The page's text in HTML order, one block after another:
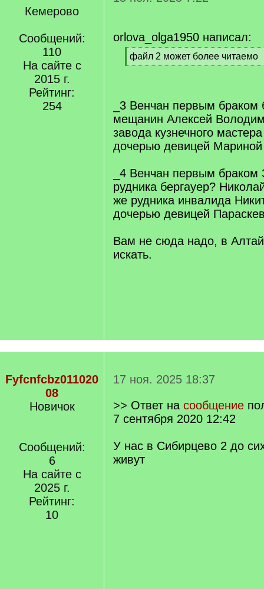
Кемерово
Сообщений:
110
На сайте с
2015 г.
Рейтинг:
254
orlova_olga1950 написал:
[
q
файл 2 может более читаемо
[
_3 Венчан первым браком
мещанин Алексей
завода кузнечного
дочерью девицей Мариной
_4 Венчан первым браком
рудника бергауер?
же рудника инвалида
дочерью девицей
Вам не сюда надо, в
искать.
Fyfcnfcbz011020
08
Новичок
Сообщений:
6
На сайте с
2025 г.
Рейтинг:
10
17 ноя. 2025 18:37
>> Ответ на сообщение
7 сентября 2020 12:42
У нас в Сибирцево 2 до
живут